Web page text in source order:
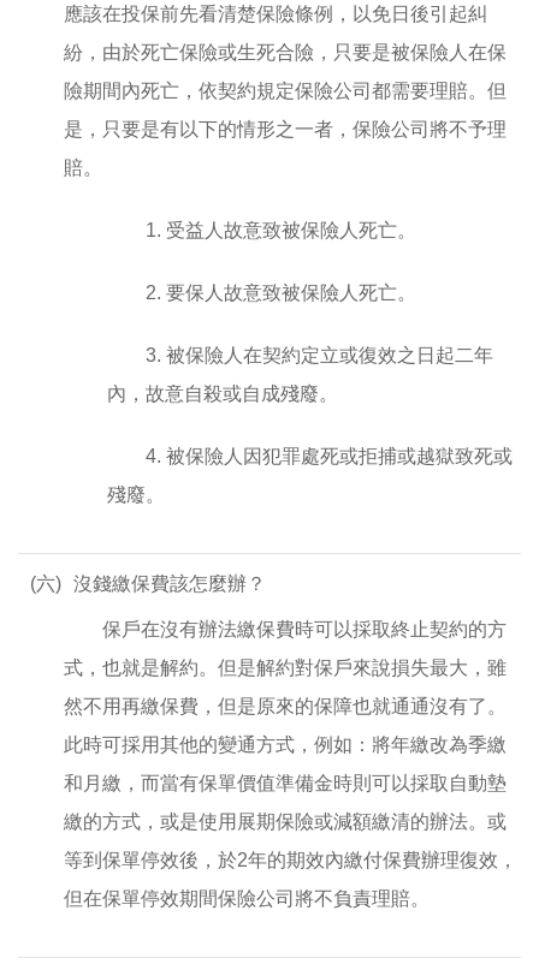
應該在投保前先看清楚保險條例，以免日後引起糾
紛，由於死亡保險或生死合險，只要是被保險人在保
險期間內死亡，依契約規定保險公司都需要理賠。但
是，只要是有以下的情形之一者，保險公司將不予理
賠。
1. 受益人故意致被保險人死亡。
2. 要保人故意致被保險人死亡。
3. 被保險人在契約定立或復效之日起二年
內，故意自殺或自成殘廢。
4. 被保險人因犯罪處死或拒捕或越獄致死或
殘廢。
(六) 沒錢繳保費該怎麼辦？
保戶在沒有辦法繳保費時可以採取終止契約的方
式，也就是解約。但是解約對保戶來說損失最大，雖
然不用再繳保費，但是原來的保障也就通通沒有了。
此時可採用其他的變通方式，例如：將年繳改為季繳
和月繳，而當有保單價值準備金時則可以採取自動墊
繳的方式，或是使用展期保險或減額繳清的辦法。或
等到保單停效後，於2年的期效內繳付保費辦理復效，
但在保單停效期間保險公司將不負責理賠。